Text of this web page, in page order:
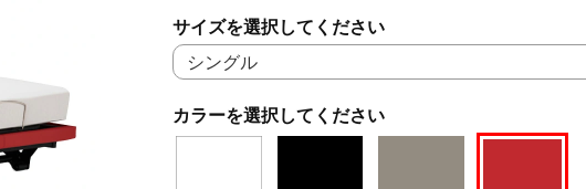
カラーを選択してください
サイズを選択してください